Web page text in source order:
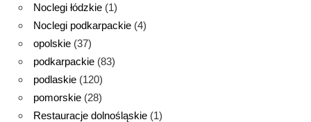
Noclegi łódzkie (1)
Noclegi podkarpackie (4)
opolskie (37)
podkarpackie (83)
podlaskie (120)
pomorskie (28)
Restauracje dolnośląskie (1)